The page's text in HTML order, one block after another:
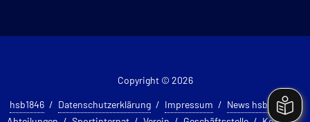
Copyright © 2026
hsb1846 Datenschutzerklärung Impressum
News hsb 1846